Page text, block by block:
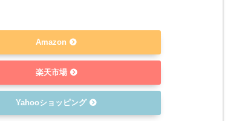
Amazon
楽天市場
Yahooショッピング